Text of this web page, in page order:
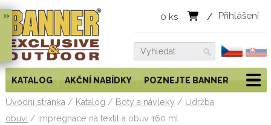
» Přihlášení
0 ks /
KATALOG AKČNÍ NABÍDKY POZNEJTE BANNER
Úvodní stránka / Katalog / Boty a návleky / Údržba
obuvi / impregnace na textil a obuv 160 ml